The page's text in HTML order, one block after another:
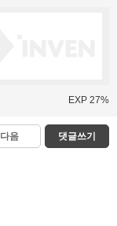
EXP 27%
다음 댓글쓰기